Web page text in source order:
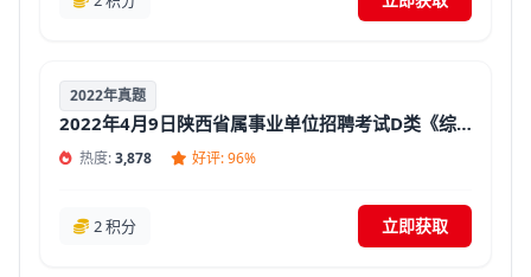
2022年真题
2022年4月9日陕西省属事业单位招聘考试D类《综合应用能力》（教师岗中学）真题试卷及答案【含解析】
热度:3,878 好评: 96%
2 积分 立即获取